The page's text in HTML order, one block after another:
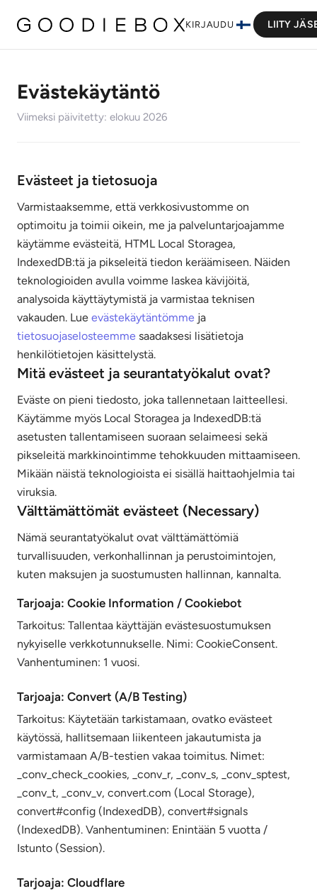
KIRJAUDU LIITY
Evästekäytäntö
Viimeksi päivitetty: elokuu 2026
Evästeet ja tietosuoja
Varmistaaksemme, että verkkosivustomme on
optimoitu ja toimii oikein, me ja palveluntarjoajamme
käytämme evästeitä, HTML Local Storagea,
IndexedDB:tä ja pikseleitä tiedon keräämiseen. Näiden
teknologioiden avulla voimme laskea kävijöitä,
analysoida käyttäytymistä ja varmistaa teknisen
vakauden. Lue evästekäytäntömme ja
tietosuojaselosteemme saadaksesi lisätietoja
henkilötietojen käsittelystä.
Mitä evästeet ja seurantatyökalut ovat?
Eväste on pieni tiedosto, joka tallennetaan laitteellesi.
Käytämme myös Local Storagea ja IndexedDB:tä
asetusten tallentamiseen suoraan selaimeesi sekä
pikseleitä markkinointimme tehokkuuden mittaamiseen.
Mikään näistä teknologioista ei sisällä haittaohjelmia tai
viruksia.
Välttämättömät evästeet (Necessary)
Nämä seurantatyökalut ovat välttämättömiä
turvallisuuden, verkonhallinnan ja perustoimintojen,
kuten maksujen ja suostumusten hallinnan, kannalta.
Tarjoaja: Cookie Information / Cookiebot
Tarkoitus: Tallentaa käyttäjän evästesuostumuksen
nykyiselle verkkotunnukselle. Nimi: CookieConsent.
Vanhentuminen: 1 vuosi.
Tarjoaja: Convert (A/B Testing)
Tarkoitus: Käytetään tarkistamaan, ovatko evästeet
käytössä, hallitsemaan liikenteen jakautumista ja
varmistamaan A/B-testien vakaa toimitus. Nimet:
_conv_check_cookies, _conv_r, _conv_s, _conv_sptest,
_conv_t, _conv_v, convert.com (Local Storage),
convert#config (IndexedDB), convert#signals
(IndexedDB). Vanhentuminen: Enintään 5 vuotta /
Istunto (Session).
Tarjoaja: Cloudflare